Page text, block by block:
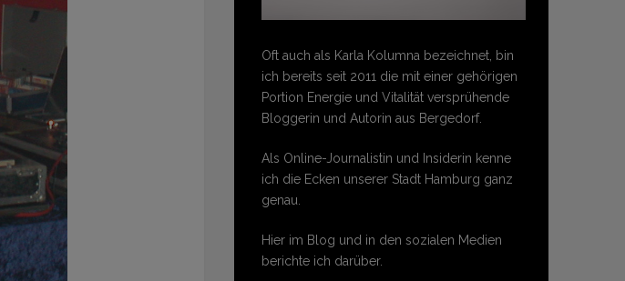
Oft auch als Karla Kolumna bezeichnet, bin
ich bereits seit 2011 die mit einer gehörigen
Portion Energie und Vitalität versprühende
Bloggerin und Autorin aus Bergedorf.
Als Online-Journalistin und Insiderin kenne
ich die Ecken unserer Stadt Hamburg ganz
genau.
Hier im Blog und in den sozialen Medien
berichte ich darüber.